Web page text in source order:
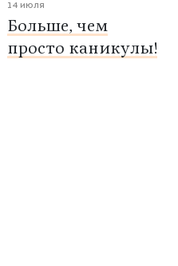
14 июля
Больше, чем
просто каникулы!